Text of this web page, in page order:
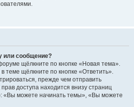
или сообщение?
щёлкните по кнопке «Новая тема».
теме щёлкните по кнопке «Ответить».
прежде чем отправить
доступа находится внизу страниц
можете начинать темы», «Вы можете